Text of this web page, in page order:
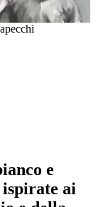
e
ai